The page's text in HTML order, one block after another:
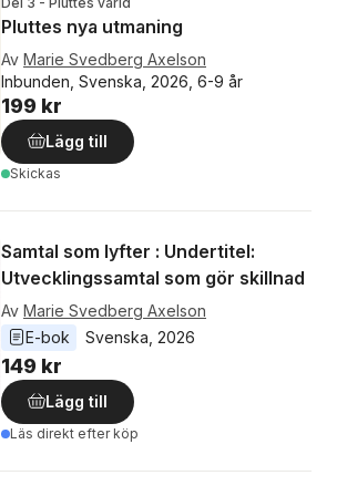
Pluttes nya utmaning
Av Marie Svedberg Axelson
Inbunden, Svenska, 2026, 6-9 år
199 kr
Lägg till
Skickas
Samtal som lyfter : Undertitel:
Utvecklingssamtal som gör skillnad
Av Marie Svedberg Axelson
E-bok
Svenska 2026
149 kr
Lägg till
Läs direkt efter köp